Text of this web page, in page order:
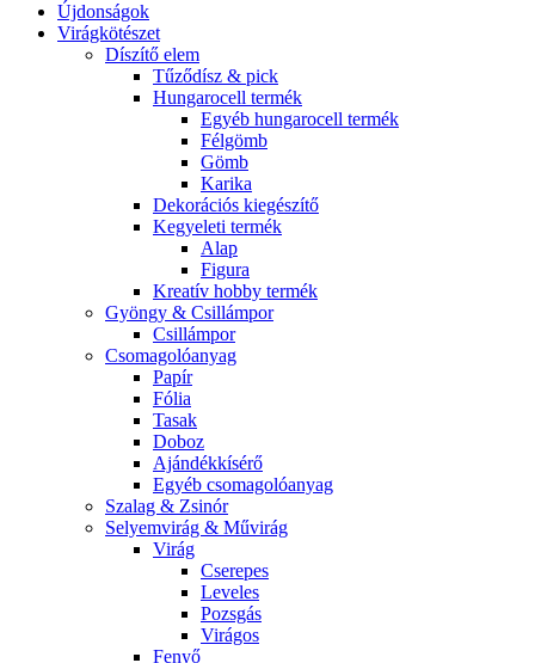
Újdonságok
Virágkötészet
Díszítő elem
Tűződísz & pick
Hungarocell termék
Egyéb hungarocell termék
Félgömb
Gömb
Karika
Dekorációs kiegészítő
Kegyeleti termék
Alap
Figura
Kreatív hobby termék
Gyöngy & Csillámpor
Csillámpor
Csomagolóanyag
Papír
Fólia
Tasak
Doboz
Ajándékkísérő
Egyéb csomagolóanyag
Szalag & Zsinór
Selyemvirág & Művirág
Virág
Cserepes
Leveles
Pozsgás
Virágos
Fenyő